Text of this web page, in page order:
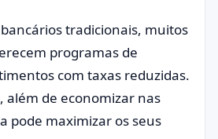
tradicionais, muitos
programas de
com taxas reduzidas.
além de economizar nas
pode maximizar os seus